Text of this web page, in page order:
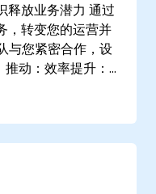
释放业务潜力 通过
，转变您的运营并
与您紧密合作，设
推动：效率提升：
战略决策提供信
动，提高满意
：确定与您的独特
开发：构建针对您